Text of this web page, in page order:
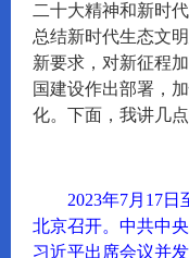
二十大精神和新时
总结新时代生态文
新要求，对新征程
国建设作出部署，
化。下面，我讲几点
2023年7月17
北京召开。中共中
习近平出席会议并